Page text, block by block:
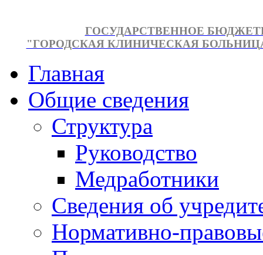
ГОСУДАРСТВЕННОЕ
"ГОРОДСКАЯ КЛИНИЧЕСКАЯ
Главная
Общие сведения
Структура
Руководство
Медработники
Сведения об
Нормативно-